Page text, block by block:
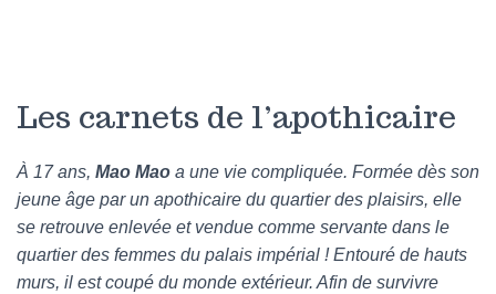
Les carnets de l’apothicaire
À 17 ans, Mao Mao a une vie compliquée. Formée dès son
jeune âge par un apothicaire du quartier des plaisirs, elle
se retrouve enlevée et vendue comme servante dans le
quartier des femmes du palais impérial ! Entouré de hauts
murs, il est coupé du monde extérieur. Afin de survivre